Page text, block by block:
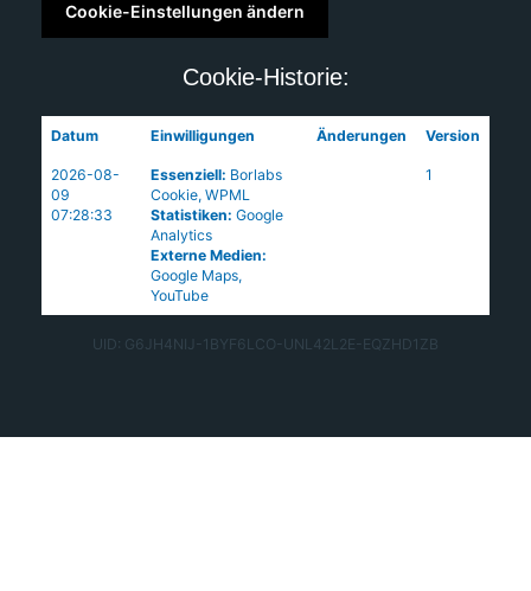
Cookie-Einstellungen ändern
Cookie-Historie:
Datum Einwilligungen Änderungen Version
2026-08-
09
07:28:33
Essenziell: Borlabs
Cookie, WPML
Statistiken: Google
Analytics
Externe Medien:
Google Maps,
YouTube
1
UID: G6JH4NIJ-1BYF6LCO-UNL42L2E-EQZHD1ZB